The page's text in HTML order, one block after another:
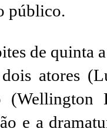
público.
de quinta
atores
(Wellington
e a